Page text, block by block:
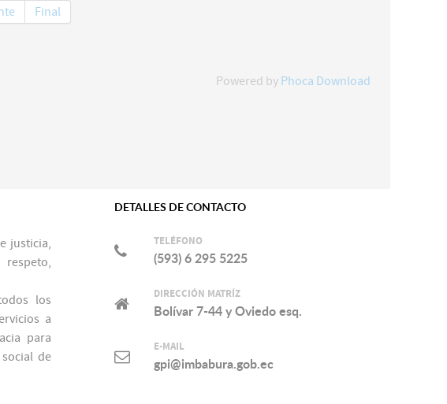
Final
Powered by Phoca Download
justicia,
los
a
para
de
DETALLES DE CONTACTO
TELÉFONO
(593) 6 295 5225
DIRECCIÓN MATRÍZ
Bolívar 7-44 y Oviedo esq.
E-MAIL
gpi@imbabura.gob.ec